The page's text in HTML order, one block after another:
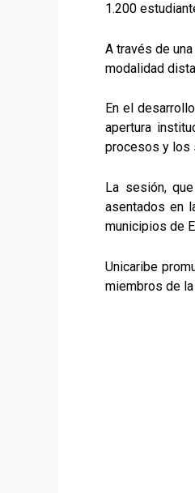
1.200
A través de
modalidad
En el
apertura
procesos y los
La sesión,
asentados en
municipios de
Unicaribe
miembros de